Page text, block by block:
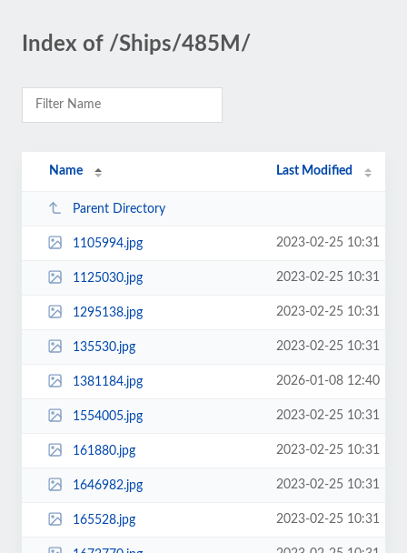
Index of /Ships/485M/
Name Last Modified
Parent Directory
1105994.jpg 2023-02-25 10:31
1125030.jpg 2023-02-25 10:31
1295138.jpg 2023-02-25 10:31
135530.jpg 2023-02-25 10:31
1381184.jpg 2026-01-08 12:40
1554005.jpg 2023-02-25 10:31
161880.jpg 2023-02-25 10:31
1646982.jpg 2023-02-25 10:31
165528.jpg 2023-02-25 10:31